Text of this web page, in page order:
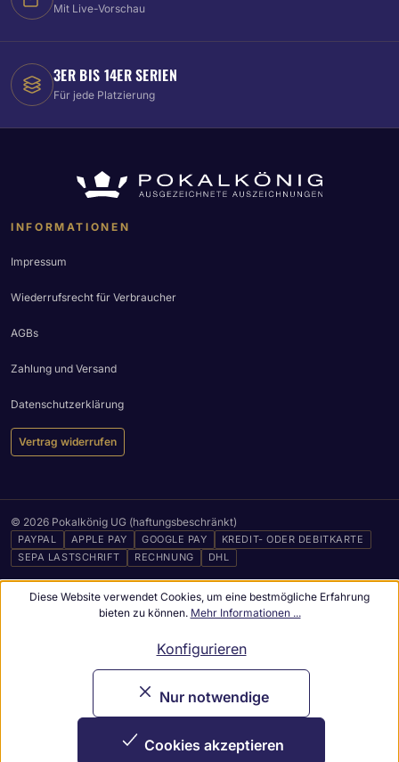
Mit Live-Vorschau
3ER BIS 14ER SERIEN
Für jede Platzierung
INFORMATIONEN
Impressum
Wiederrufsrecht für Verbraucher
AGBs
Zahlung und Versand
Datenschutzerklärung
Vertrag widerrufen
© 2026 Pokalkönig UG (haftungsbeschränkt)
PAYPAL APPLE PAY GOOGLE PAY
KREDIT- ODER DEBITKARTE
SEPA LASTSCHRIFT
RECHNUNG DHL
Diese Website verwendet Cookies, um eine bestmögliche Erfahrung
bieten zu können. Mehr Informationen ...
Nur notwendige
Konfigurieren
Cookies akzeptieren